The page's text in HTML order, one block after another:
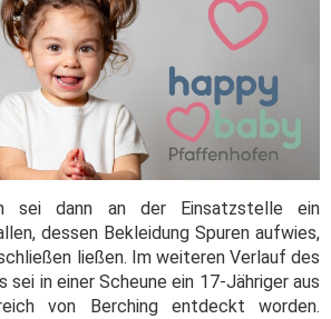
sei dann an der Einsatzstelle ein
dessen Bekleidung Spuren aufwies,
ließen. Im weiteren Verlauf des
sei in einer Scheune ein 17-Jähriger aus
von Berching entdeckt worden.